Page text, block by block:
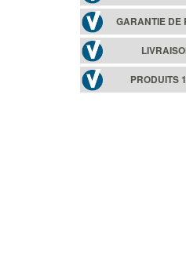
GARANTIE DE
PRODUITS